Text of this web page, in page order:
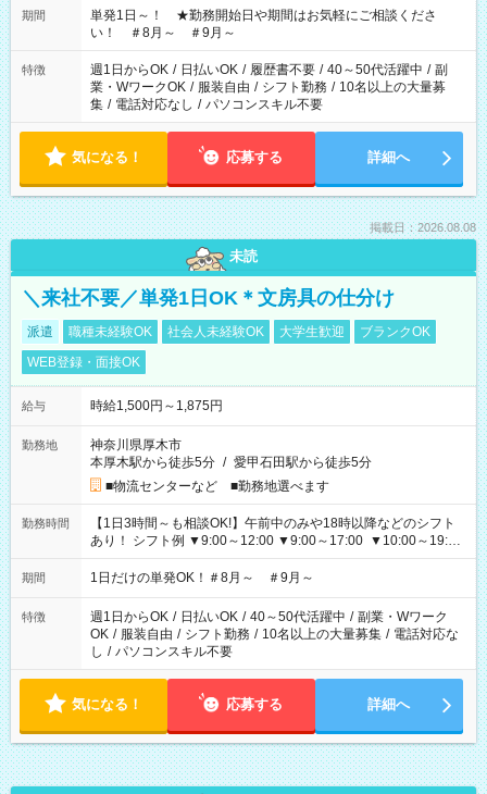
期間
単発1日～！ ★勤務開始日や期間はお気軽にご相談くださ
い！ ＃8月～ ＃9月～
特徴 週1日からOK / 日払いOK / 履歴書不要 / 40～50代活躍中 / 副
業・WワークOK / 服装自由 / シフト勤務 / 10名以上の大量募
集 / 電話対応なし / パソコンスキル不要
気になる！ 応募する 詳細へ
掲載日：2026.08.08
未読
＼来社不要／単発1日OK＊文房具の仕分け
派遣 職種未経験OK 社会人未経験OK 大学生歓迎
ブランクOK
WEB登録・面接OK
給与 時給1,500円～1,875円
勤務地
神奈川県厚木市
本厚木駅から徒歩5分 / 愛甲石田駅から徒歩5分
■物流センターなど ■勤務地選べます
勤務時間
【1日3時間～も相談OK!】午前中のみや18時以降などのシフト
あり！ シフト例 ▼9:00～12:00 ▼9:00～17:00 ▼10:00～19:00
▼18:00～21:00
期間 1日だけの単発OK！＃8月～ ＃9月～
特徴 週1日からOK / 日払いOK / 40～50代活躍中 / 副業・Wワーク
OK / 服装自由 / シフト勤務 / 10名以上の大量募集 / 電話対応な
し / パソコンスキル不要
気になる！ 応募する 詳細へ